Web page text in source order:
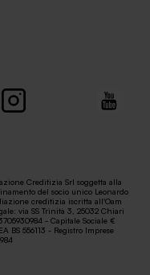
Creditizia Srl soggetta alla
del socio unico Leonardo
creditizia iscritta all'Oam
via SS Trinità 3, 25032 Chiari
- Capitale Sociale €
BS 556113 - Registro Imprese